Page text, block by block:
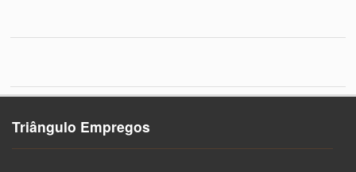
Triângulo Empregos